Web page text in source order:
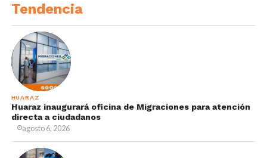
Tendencia
HUARAZ
Huaraz inaugurará oficina de Migraciones para atención
directa a ciudadanos
agosto 6, 2026